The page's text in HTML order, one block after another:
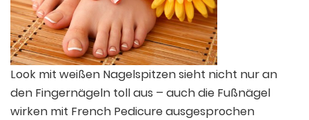
Look mit weißen Nagelspitzen sieht nicht nur an
den Fingernägeln toll aus – auch die Fußnägel
wirken mit French Pedicure ausgesprochen